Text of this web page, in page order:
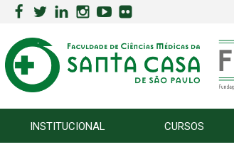
INSTITUCIONAL CURSOS